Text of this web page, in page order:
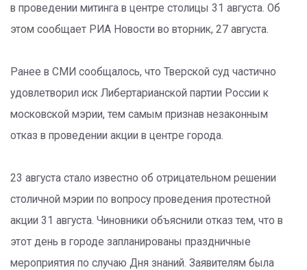
в проведении митинга в центре столицы 31 августа. Об
этом сообщает РИА Новости во вторник, 27 августа.
Ранее в СМИ сообщалось, что Тверской суд частично
удовлетворил иск Либертарианской партии России к
московской мэрии, тем самым признав незаконным
отказ в проведении акции в центре города.
23 августа стало известно об отрицательном решении
столичной мэрии по вопросу проведения протестной
акции 31 августа. Чиновники объяснили отказ тем, что в
этот день в городе запланированы праздничные
мероприятия по случаю Дня знаний. Заявителям была